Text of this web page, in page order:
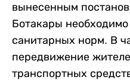
вынесенным
Ботакары
санитарных норм. В
передвижение
транспортных